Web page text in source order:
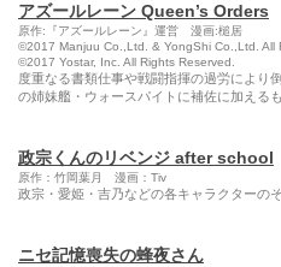
アズールレーン Queen’s Orders
原作:『アズールレーン』運営 漫画:槌居
©2017 Manjuu Co.,Ltd. & YongShi Co.,Ltd. All
©2017 Yostar, Inc. All Rights Reserved.
度重なる書類仕事や戦闘指揮の過労により
の姉妹艦・ウォースパイトに補佐に加える
政宗くんのリベンジ after school
原作：竹岡葉月 漫画：Tiv
政宗・愛姫・吉乃などの各キャラクターの
ニセ記憶喪失の蜂夜さん